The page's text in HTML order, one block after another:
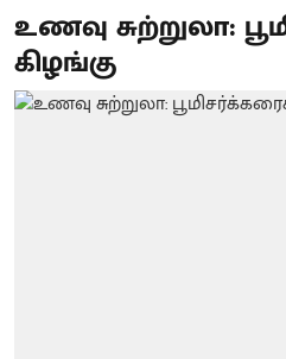
உணவு சுற்றுலா:
கிழங்கு